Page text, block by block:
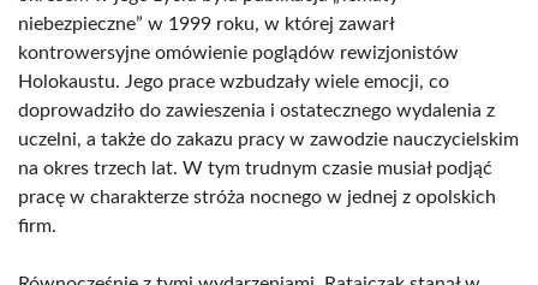
niebezpieczne” w 1999 roku, w której zawarł
kontrowersyjne omówienie poglądów rewizjonistów
Holokaustu. Jego prace wzbudzały wiele emocji, co
doprowadziło do zawieszenia i ostatecznego wydalenia z
uczelni, a także do zakazu pracy w zawodzie nauczycielskim
na okres trzech lat. W tym trudnym czasie musiał podjąć
pracę w charakterze stróża nocnego w jednej z opolskich
firm.